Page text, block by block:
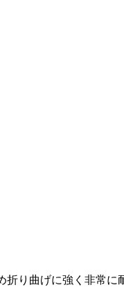
り曲げに強く非常に